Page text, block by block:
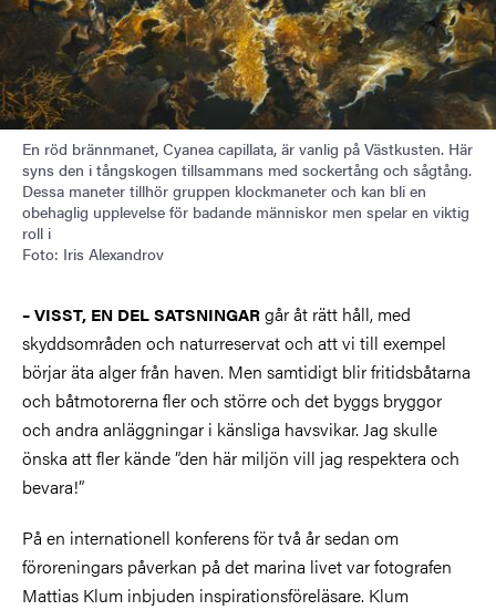
En röd brännmanet, Cyanea capillata, är vanlig på Västkusten. Här
syns den i tångskogen tillsammans med sockertång och sågtång.
Dessa maneter tillhör gruppen klockmaneter och kan bli en
obehaglig upplevelse för badande människor men spelar en viktig
roll i
Foto: Iris Alexandrov
– VISST, EN DEL SATSNINGARgår åt rätt håll, med
skyddsområden och naturreservat och att vi till exempel
börjar äta alger från haven. Men samtidigt blir fritidsbåtarna
och båtmotorerna fler och större och det byggs bryggor
och andra anläggningar i känsliga havsvikar. Jag skulle
önska att fler kände ”den här miljön vill jag respektera och
bevara!”
På en internationell konferens för två år sedan om
föroreningars påverkan på det marina livet var fotografen
Mattias Klum inbjuden inspirationsföreläsare. Klum